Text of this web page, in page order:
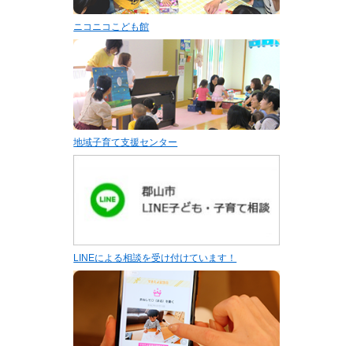
ニコニコこども館
地域子育て支援センター
LINEによる相談を受け付けています！